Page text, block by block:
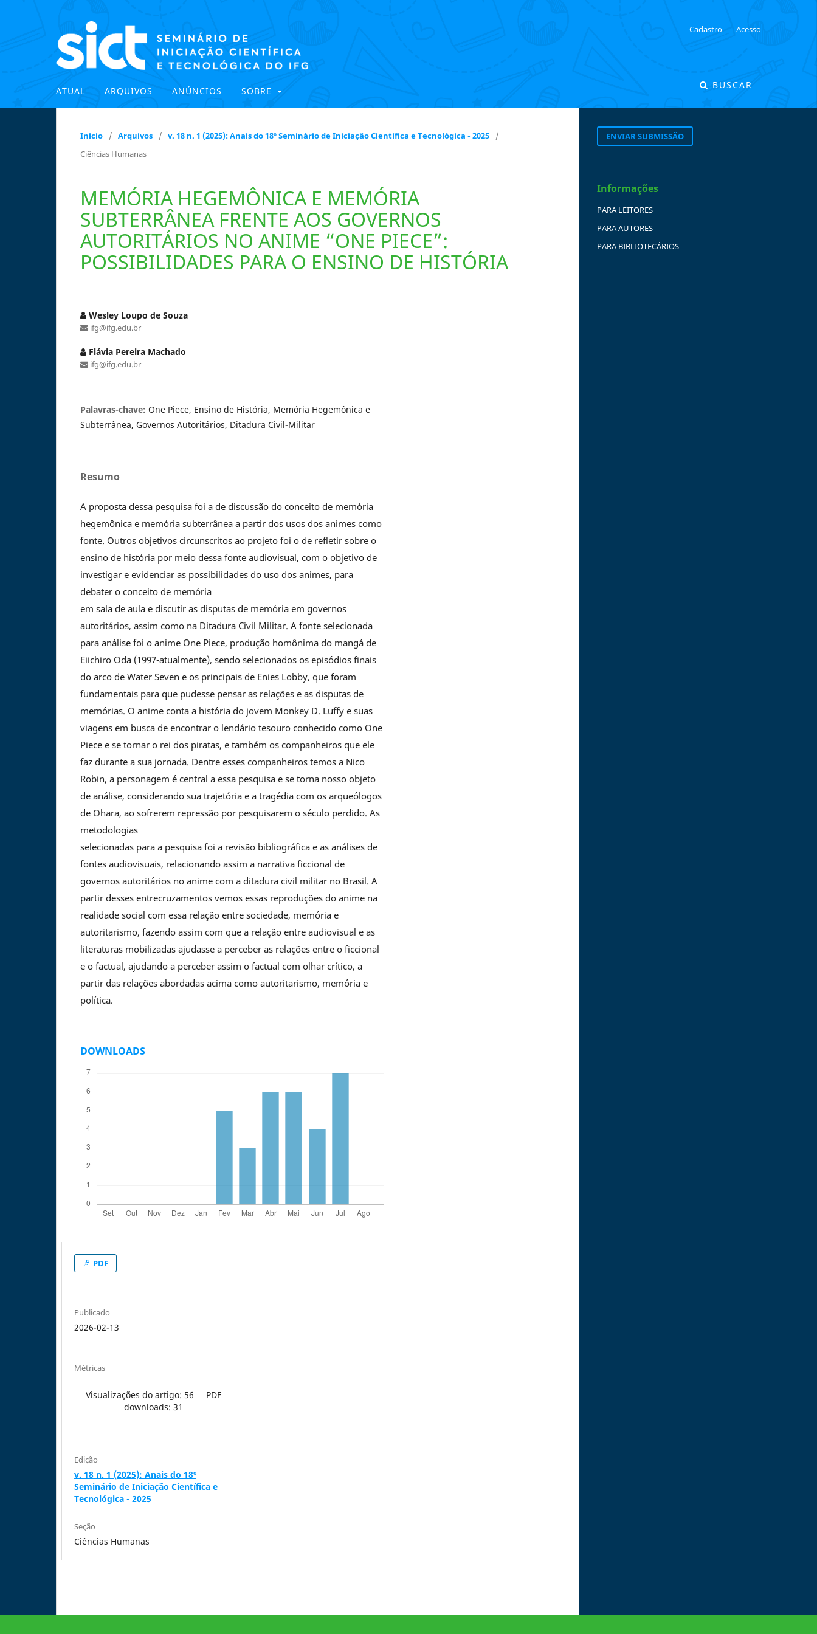
ATUAL ARQUIVOS ANÚNCIOS SOBRE
BUSCAR
Cadastro Acesso
Início / Arquivos / v. 18 n. 1 (2025): Anais do 18º Seminário de Iniciação Científica e Tecnológica - 2025
/
Ciências Humanas
MEMÓRIA HEGEMÔNICA E MEMÓRIA
SUBTERRÂNEA FRENTE AOS GOVERNOS
AUTORITÁRIOS NO ANIME “ONE PIECE”:
POSSIBILIDADES PARA O ENSINO DE HISTÓRIA
Wesley Loupo de Souza
ifg@ifg.edu.br
Flávia Pereira Machado
ifg@ifg.edu.br
Palavras-chave: One Piece, Ensino de História, Memória Hegemônica e
Subterrânea, Governos Autoritários, Ditadura Civil-Militar
Resumo
A proposta dessa pesquisa foi a de discussão do conceito de memória
hegemônica e memória subterrânea a partir dos usos dos animes como
fonte. Outros objetivos circunscritos ao projeto foi o de refletir sobre o
ensino de história por meio dessa fonte audiovisual, com o objetivo de
investigar e evidenciar as possibilidades do uso dos animes, para
debater o conceito de memória
em sala de aula e discutir as disputas de memória em governos
autoritários, assim como na Ditadura Civil Militar. A fonte selecionada
para análise foi o anime One Piece, produção homônima do mangá de
Eiichiro Oda (1997-atualmente), sendo selecionados os episódios finais
do arco de Water Seven e os principais de Enies Lobby, que foram
fundamentais para que pudesse pensar as relações e as disputas de
memórias. O anime conta a história do jovem Monkey D. Luffy e suas
viagens em busca de encontrar o lendário tesouro conhecido como One
Piece e se tornar o rei dos piratas, e também os companheiros que ele
faz durante a sua jornada. Dentre esses companheiros temos a Nico
Robin, a personagem é central a essa pesquisa e se torna nosso objeto
de análise, considerando sua trajetória e a tragédia com os arqueólogos
de Ohara, ao sofrerem repressão por pesquisarem o século perdido. As
metodologias
selecionadas para a pesquisa foi a revisão bibliográfica e as análises de
fontes audiovisuais, relacionando assim a narrativa ficcional de
governos autoritários no anime com a ditadura civil militar no Brasil. A
partir desses entrecruzamentos vemos essas reproduções do anime na
realidade social com essa relação entre sociedade, memória e
autoritarismo, fazendo assim com que a relação entre audiovisual e as
literaturas mobilizadas ajudasse a perceber as relações entre o ficcional
e o factual, ajudando a perceber assim o factual com olhar crítico, a
partir das relações abordadas acima como autoritarismo, memória e
política.
DOWNLOADS
PDF
Publicado
2026-02-13
Métricas
Visualizações do artigo: 56
PDF
downloads: 31
Edição
v. 18 n. 1 (2025): Anais do 18º
Seminário de Iniciação Científica e
Tecnológica - 2025
Seção
Ciências Humanas
ENVIAR SUBMISSÃO
Informações
PARA LEITORES
PARA AUTORES
PARA BIBLIOTECÁRIOS